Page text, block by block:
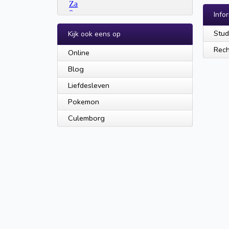
Kijk ook eens op
Online
Blog
Liefdesleven
Pokemon
Culemborg